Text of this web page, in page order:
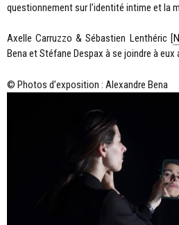
questionnement sur l’identité intime et la
Axelle Carruzzo & Sébastien Lenthéric [
Bena et Stéfane Despax à se joindre à
© Photos d’exposition : Alexandre Bena